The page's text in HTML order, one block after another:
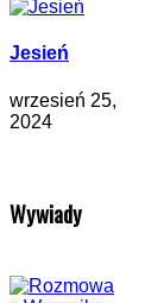
Jesień
wrzesień 25,
2024
Wywiady